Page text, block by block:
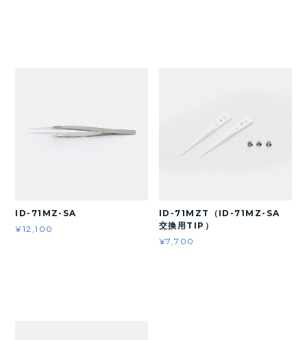
ID-71MZ-SA
¥12,100
ID-71MZT（ID-71MZ-SA
交換用TIP）
¥7,700